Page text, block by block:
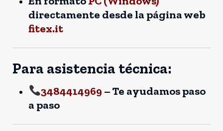
directamente desde la página web
fitex.it
Para asistencia técnica:
3484414969 – Te ayudamos paso
a paso